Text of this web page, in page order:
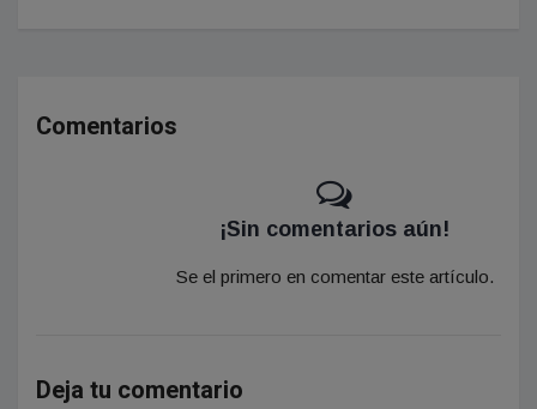
Comentarios
¡Sin comentarios aún!
Se el primero en comentar este artículo.
Deja tu comentario